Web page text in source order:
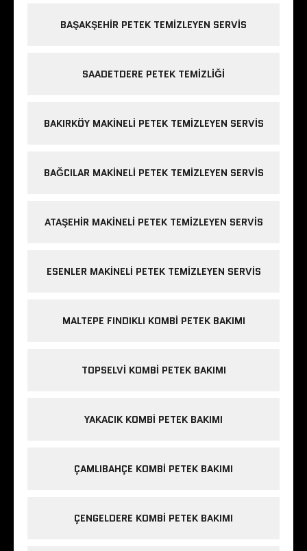
BAŞAKŞEHIR PETEK TEMIZLEYEN SERVIS
SAADETDERE PETEK TEMIZLIĞI
BAKIRKÖY MAKINELI PETEK TEMIZLEYEN SERVIS
BAĞCILAR MAKINELI PETEK TEMIZLEYEN SERVIS
ATAŞEHIR MAKINELI PETEK TEMIZLEYEN SERVIS
ESENLER MAKINELI PETEK TEMIZLEYEN SERVIS
MALTEPE FINDIKLI KOMBI PETEK BAKIMI
TOPSELVI KOMBI PETEK BAKIMI
YAKACIK KOMBI PETEK BAKIMI
ÇAMLIBAHÇE KOMBI PETEK BAKIMI
ÇENGELDERE KOMBI PETEK BAKIMI